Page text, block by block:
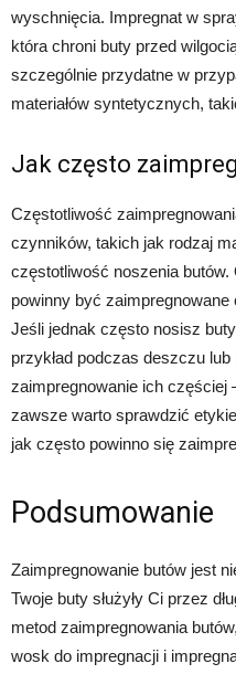
wyschnięcia. Impregnat w
która chroni buty przed
szczególnie przydatne w
materiałów syntetycznych,
Jak często
Częstotliwość
czynników, takich jak rodzaj
częstotliwość noszenia
powinny być
Jeśli jednak często nosisz
przykład podczas deszczu
zaimpregnowanie ich częściej
zawsze warto sprawdzić
jak często powinno się
Podsumowanie
Zaimpregnowanie butów jest
Twoje buty służyły Ci przez
metod zaimpregnowania
wosk do impregnacji i